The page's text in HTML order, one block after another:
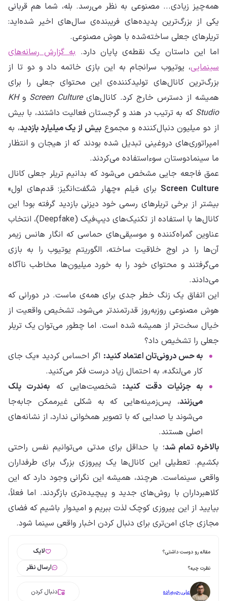
همه‌چیز زیادی... مصنوعی به نظر می‌رسد. بله، شما هم قربانی
یکی از بزرگ‌ترین پدیده‌های فریبنده‌ی سال‌های اخیر شده‌اید:
تریلرهای جعلی ساخته‌شده با هوش مصنوعی.
اما این داستان یک نقطه‌ی پایان دارد.به گزارش رسانه‌های
سینمایی، یوتیوب سرانجام به این بازی خاتمه داد و دو تا از
بزرگ‌ترین کانال‌های تولیدکننده‌ی این محتوای جعلی را برای
همیشه از دسترس خارج کرد. کانال‌هایScreen Culture وKH
Studio که به ترتیب در هند و گرجستان فعالیت داشتند، با بیش
از دو میلیون دنبال‌کننده و مجموع بیش از یک میلیارد بازدید، به
امپراتوری‌های دروغینی تبدیل شده بودند که از هیجان و انتظار
ما سینمادوستان سوءاستفاده می‌کردند.
عمق فاجعه جایی مشخص می‌شود که بدانیم تریلر جعلی کانال
Screen Culture برای فیلم «چهار شگفت‌انگیز: قدم‌های اول»
بیشتر از برخی تریلرهای رسمی خود دیزنی بازدید گرفته بود! این
کانال‌ها با استفاده از تکنیک‌های دیپ‌فیک (Deepfake)، انتخاب
عناوین گمراه‌کننده و موسیقی‌های حماسی که انگار هانس زیمر
آن‌ها را در اوج خلاقیت ساخته، الگوریتم یوتیوب را به بازی
می‌گرفتند و محتوای خود را به خورد میلیون‌ها مخاطب ناآگاه
می‌دادند.
این اتفاق یک زنگ خطر جدی برای همه‌ی ماست. در دورانی که
هوش مصنوعی روزبه‌روز قدرتمندتر می‌شود، تشخیص واقعیت از
خیال سخت‌تر از همیشه شده است. اما چطور می‌توان یک تریلر
جعلی را تشخیص داد؟
به حس درونی‌تان اعتماد کنید: اگر احساس کردید «یک جای
کار می‌لنگد»، به احتمال زیاد درست فکر می‌کنید.
به جزئیات دقت کنید: شخصیت‌هایی که به‌ندرت پلک
می‌زنند، پس‌زمینه‌هایی که به شکلی غیرممکن جابه‌جا
می‌شوند یا صدایی که با تصویر همخوانی ندارد، از نشانه‌های
اصلی هستند.
بالاخره تمام شد؛ یا حداقل برای مدتی می‌توانیم نفس راحتی
بکشیم. تعطیلی این کانال‌ها یک پیروزی بزرگ برای طرفداران
واقعی سینماست. هرچند، همیشه این نگرانی وجود دارد که این
کلاهبرداران با روش‌های جدید و پیچیده‌تری بازگردند. اما فعلاً،
بیایید از این پیروزی کوچک لذت ببریم و امیدوار باشیم که فضای
مجازی جای امن‌تری برای دنبال کردن اخبار واقعی سینما شود.
مقاله رو دوست داشتی؟ لایک
نظرت چیه؟ ارسال نظر
علی رحیم‌زاده دنبال کردن